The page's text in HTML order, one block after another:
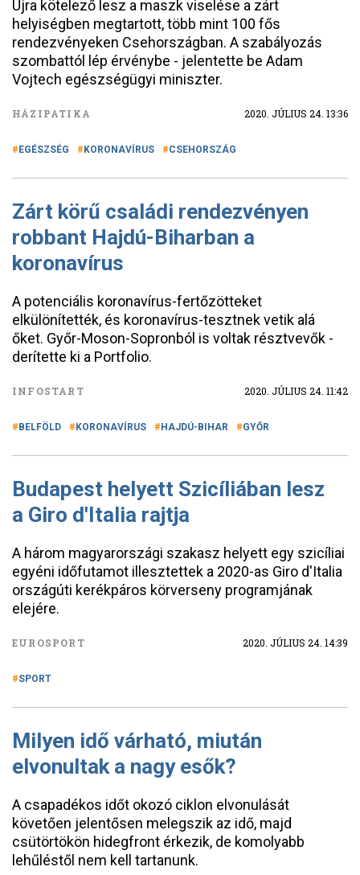
Újra kötelező lesz a maszk viselése a zárt
helyiségben megtartott, több mint 100 fős
rendezvényeken Csehországban. A szabályozás
szombattól lép érvénybe - jelentette be Adam
Vojtech egészségügyi miniszter.
HÁZIPATIKA 2020. JÚLIUS 24. 13:36
EGÉSZSÉG KORONAVÍRUS CSEHORSZÁG
Zárt körű családi rendezvényen
robbant Hajdú-Biharban a
koronavírus
A potenciális koronavírus-fertőzötteket
elkülönítették, és koronavírus-tesztnek vetik alá
őket. Győr-Moson-Sopronból is voltak résztvevők -
derítette ki a Portfolio.
INFOSTART 2020. JÚLIUS 24. 11:42
BELFÖLD KORONAVÍRUS HAJDÚ-BIHAR GYŐR
Budapest helyett Szicíliában lesz
a Giro d'Italia rajtja
A három magyarországi szakasz helyett egy szicíliai
egyéni időfutamot illesztettek a 2020-as Giro d'Italia
országúti kerékpáros körverseny programjának
elejére.
EUROSPORT 2020. JÚLIUS 24. 14:39
SPORT
Milyen idő várható, miután
elvonultak a nagy esők?
A csapadékos időt okozó ciklon elvonulását
követően jelentősen melegszik az idő, majd
csütörtökön hidegfront érkezik, de komolyabb
lehűléstől nem kell tartanunk.